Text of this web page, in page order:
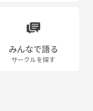
みんなで語る
サークルを探す